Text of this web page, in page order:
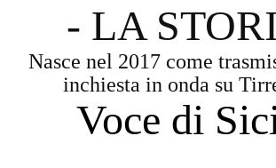
- LA
Nasce nel 2017 come
inchiesta in onda su
Voce di